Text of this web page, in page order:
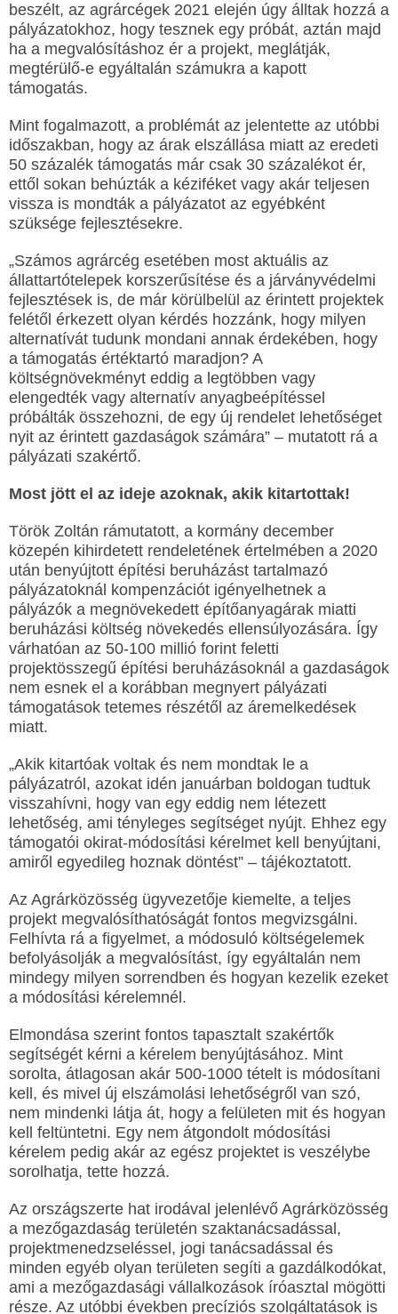
beszélt, az agrárcégek 2021 elején úgy álltak hozzá a
pályázatokhoz, hogy tesznek egy próbát, aztán majd
ha a megvalósításhoz ér a projekt, meglátják,
megtérülő-e egyáltalán számukra a kapott
támogatás.
Mint fogalmazott, a problémát az jelentette az utóbbi
időszakban, hogy az árak elszállása miatt az eredeti
50 százalék támogatás már csak 30 százalékot ér,
ettől sokan behúzták a kéziféket vagy akár teljesen
vissza is mondták a pályázatot az egyébként
szüksége fejlesztésekre.
„Számos agrárcég esetében most aktuális az
állattartótelepek korszerűsítése és a járványvédelmi
fejlesztések is, de már körülbelül az érintett projektek
felétől érkezett olyan kérdés hozzánk, hogy milyen
alternatívát tudunk mondani annak érdekében, hogy
a támogatás értéktartó maradjon? A
költségnövekményt eddig a legtöbben vagy
elengedték vagy alternatív anyagbeépítéssel
próbálták összehozni, de egy új rendelet lehetőséget
nyit az érintett gazdaságok számára” – mutatott rá a
pályázati szakértő.
Most jött el az ideje azoknak, akik kitartottak!
Török Zoltán rámutatott, a kormány december
közepén kihirdetett rendeletének értelmében a 2020
után benyújtott építési beruházást tartalmazó
pályázatoknál kompenzációt igényelhetnek a
pályázók a megnövekedett építőanyagárak miatti
beruházási költség növekedés ellensúlyozására. Így
várhatóan az 50-100 millió forint feletti
projektösszegű építési beruházásoknál a gazdaságok
nem esnek el a korábban megnyert pályázati
támogatások tetemes részétől az áremelkedések
miatt.
„Akik kitartóak voltak és nem mondtak le a
pályázatról, azokat idén januárban boldogan tudtuk
visszahívni, hogy van egy eddig nem létezett
lehetőség, ami tényleges segítséget nyújt. Ehhez egy
támogatói okirat-módosítási kérelmet kell benyújtani,
amiről egyedileg hoznak döntést” – tájékoztatott.
Az Agrárközösség ügyvezetője kiemelte, a teljes
projekt megvalósíthatóságát fontos megvizsgálni.
Felhívta rá a figyelmet, a módosuló költségelemek
befolyásolják a megvalósítást, így egyáltalán nem
mindegy milyen sorrendben és hogyan kezelik ezeket
a módosítási kérelemnél.
Elmondása szerint fontos tapasztalt szakértők
segítségét kérni a kérelem benyújtásához. Mint
sorolta, átlagosan akár 500-1000 tételt is módosítani
kell, és mivel új elszámolási lehetőségről van szó,
nem mindenki látja át, hogy a felületen mit és hogyan
kell feltüntetni. Egy nem átgondolt módosítási
kérelem pedig akár az egész projektet is veszélybe
sorolhatja, tette hozzá.
Az országszerte hat irodával jelenlévő Agrárközösség
a mezőgazdaság területén szaktanácsadással,
projektmenedzseléssel, jogi tanácsadással és
minden egyéb olyan területen segíti a gazdálkodókat,
ami a mezőgazdasági vállalkozások íróasztal mögötti
része. Az utóbbi években precíziós szolgáltatások is